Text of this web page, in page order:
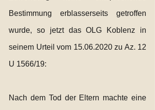
Bestimmung erblasserseits getroffen
wurde, so jetzt das OLG Koblenz in
seinem Urteil vom 15.06.2020 zu Az. 12
U 1566/19:
Nach dem Tod der Eltern machte eine